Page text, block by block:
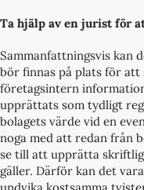
Ta hjälp av en jurist för
Sammanfattningsvis kan
bör finnas på plats för
företagsintern
upprättats som tydligt
bolagets värde vid en
noga med att redan från
se till att upprätta
gäller. Därför kan det